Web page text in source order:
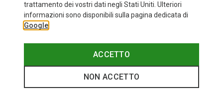
trattamento dei vostri dati negli Stati Uniti. Ulteriori
informazioni sono disponibili sulla pagina dedicata di
Google
ACCETTO
NON ACCETTO